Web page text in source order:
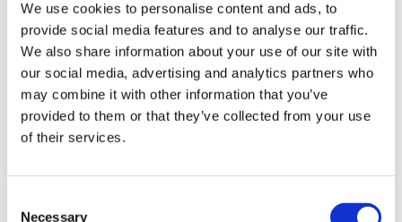
We use cookies to personalise content and ads, to
provide social media features and to analyse our traffic.
We also share information about your use of our site with
our social media, advertising and analytics partners who
may combine it with other information that you’ve
provided to them or that they’ve collected from your use
of their services.
Necessary
du circuit en bus à arrêts multiples
: Vous pouvez rejoindre le circuit à partir de n'importe lequel
de nos nombreux arrêts. Chacun de nos arrêts sera
clairement signalé par l'inscription « Golden Tours » sous le
Été et jours fériés : toutes les 20 minutes sur les lignes rouge